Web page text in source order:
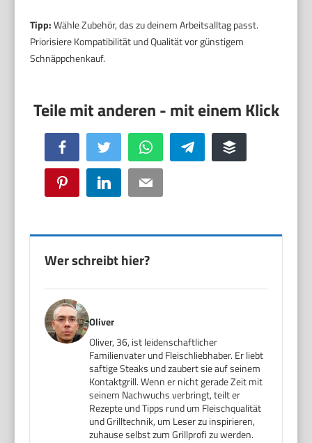
Tipp:Wähle Zubehör, das zu deinem Arbeitsalltag passt.
Priorisiere Kompatibilität und Qualität vor günstigem
Schnäppchenkauf.
Facebook Twitter WhatsApp Telegram Buffer
Pinterest LinkedIn Email
Wer schreibt hier?
Oliver
Oliver, 36, ist leidenschaftlicher
Familienvater und Fleischliebhaber. Er liebt
saftige Steaks und zaubert sie auf seinem
Kontaktgrill. Wenn er nicht gerade Zeit mit
seinem Nachwuchs verbringt, teilt er
Rezepte und Tipps rund um Fleischqualität
und Grilltechnik, um Leser zu inspirieren,
zuhause selbst zum Grillprofi zu werden.